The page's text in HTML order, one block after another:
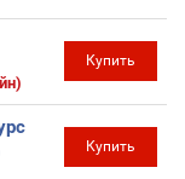
Купить
Купить